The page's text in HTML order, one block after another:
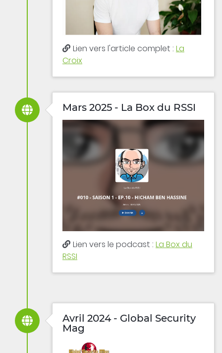
Lien vers l'article complet : La
Croix
Mars 2025 - La Box du RSSI
Lien vers le podcast : La Box du
RSSI
Avril 2024 - Global Security
Mag